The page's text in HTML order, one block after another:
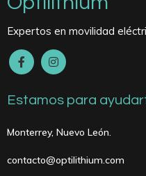
Expertos en movilidad
Estamos para
Monterrey, Nuevo León.
contacto@optilithium.com